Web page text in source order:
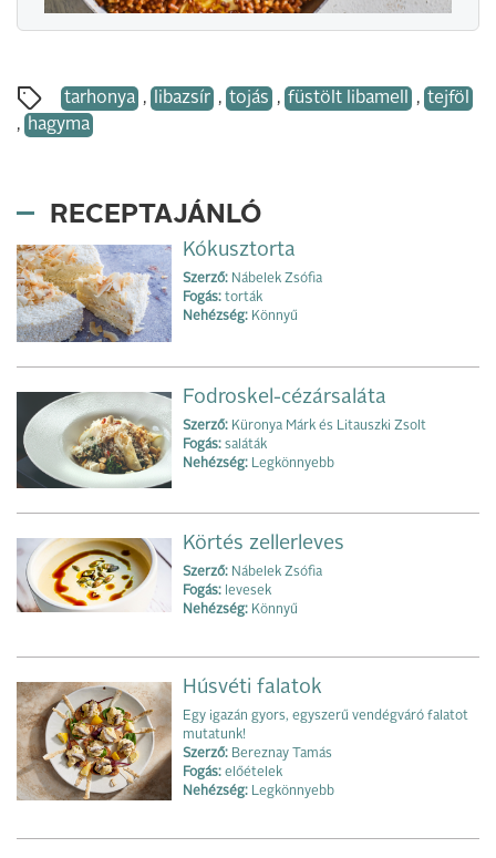
tarhonya , libazsír , tojás , füstölt libamell , tejföl
, hagyma
RECEPTAJÁNLÓ
Kókusztorta
Szerző: Nábelek Zsófia
Fogás: torták
Nehézség: Könnyű
Fodroskel-cézársaláta
Szerző: Küronya Márk és Litauszki Zsolt
Fogás: saláták
Nehézség: Legkönnyebb
Körtés zellerleves
Szerző: Nábelek Zsófia
Fogás: levesek
Nehézség: Könnyű
Húsvéti falatok
Egy igazán gyors, egyszerű vendégváró falatot
mutatunk!
Szerző: Bereznay Tamás
Fogás: előételek
Nehézség: Legkönnyebb